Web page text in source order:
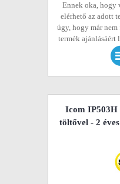
Ennek oka, hogy
elérhető az adott
úgy, hogy már
termék
Icom IP503H
töltővel - 2